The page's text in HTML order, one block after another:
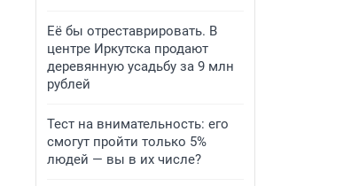
Её бы отреставрировать. В
центре Иркутска продают
деревянную усадьбу за 9 млн
рублей
Тест на внимательность: его
смогут пройти только 5%
людей — вы в их числе?